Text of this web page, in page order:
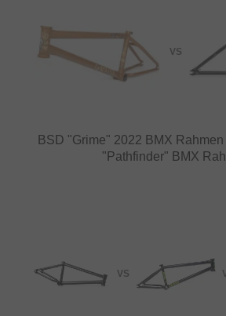
VS
BSD "Grime" 2022 BMX Rahmen
"Pathfinder" BMX
VS